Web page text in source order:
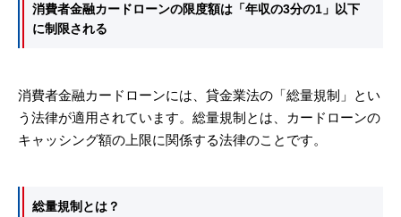
消費者金融カードローンの限度額は「年収の3分の1」以下
に制限される
消費者金融カードローンには、貸金業法の「総量規制」とい
う法律が適用されています。総量規制とは、カードローンの
キャッシング額の上限に関係する法律のことです。
総量規制とは？